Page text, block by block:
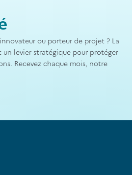
ou porteur de projet ? La
levier stratégique pour protéger
Recevez chaque mois, notre